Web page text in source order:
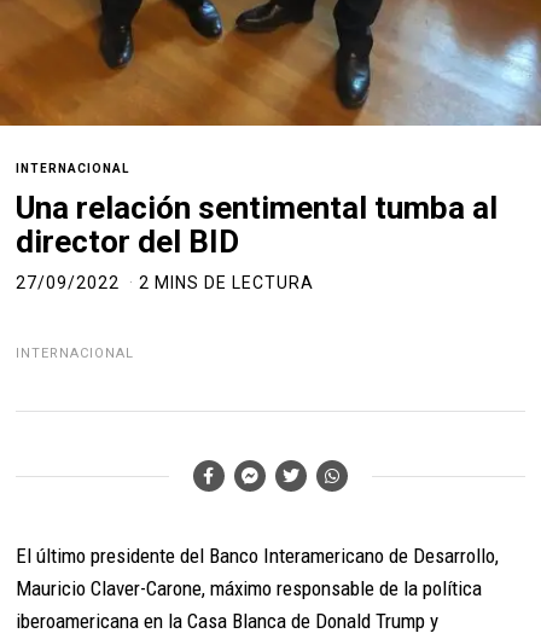
INTERNACIONAL
Una relación sentimental tumba al
director del BID
27/09/2022 2 MINS DE LECTURA
INTERNACIONAL
El último presidente del Banco Interamericano de Desarrollo,
Mauricio Claver-Carone, máximo responsable de la política
iberoamericana en la Casa Blanca de Donald Trump y